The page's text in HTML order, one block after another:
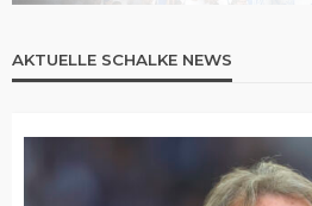
AKTUELLE SCHALKE NEWS